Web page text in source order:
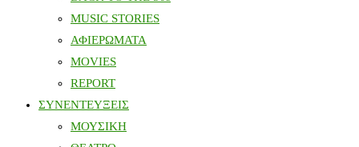
MUSIC STORIES
ΑΦΙΕΡΩΜΑΤΑ
MOVIES
REPORT
ΣΥΝΕΝΤΕΥΞΕΙΣ
ΜΟΥΣΙΚΗ